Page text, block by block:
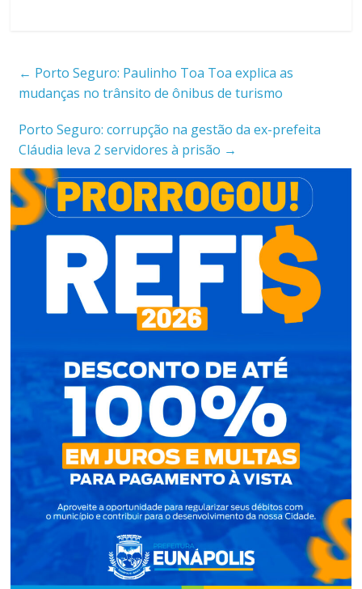
← Porto Seguro: Paulinho Toa Toa explica as
mudanças no trânsito de ônibus de turismo
Porto Seguro: corrupção na gestão da ex-prefeita
Cláudia leva 2 servidores à prisão →